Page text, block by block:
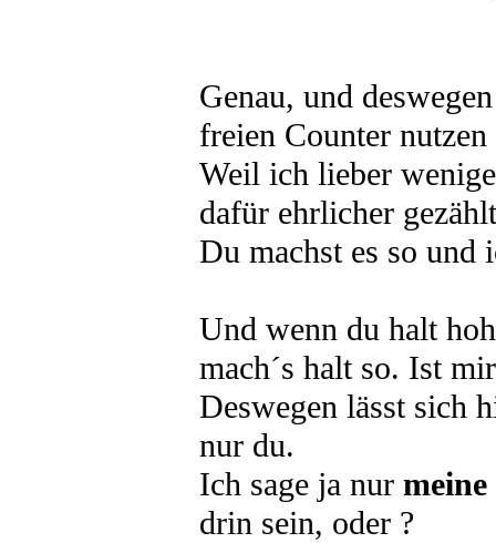
Genau, und
freien Counter
Weil ich lieber
dafür ehrlicher
Du machst es so und
Und wenn du halt
mach´s halt so. Ist
Deswegen lässt sich
nur du.
Ich sage ja nur meine
drin sein, oder ?